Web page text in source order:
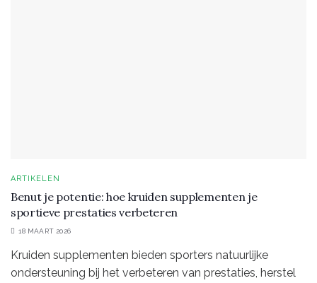
ARTIKELEN
Benut je potentie: hoe kruiden supplementen je
sportieve prestaties verbeteren
18 MAART 2026
Kruiden supplementen bieden sporters natuurlijke
ondersteuning bij het verbeteren van prestaties, herstel